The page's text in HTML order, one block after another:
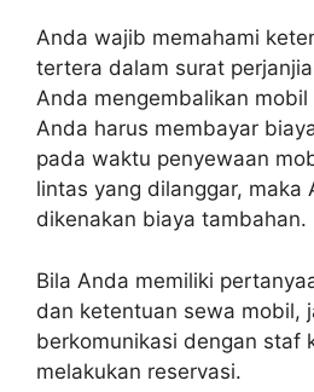
Anda wajib memahami
tertera dalam surat
Anda mengembalikan
Anda harus membayar
pada waktu penyewaan
lintas yang dilanggar, maka
dikenakan biaya tambahan.
Bila Anda memiliki
dan ketentuan sewa mobil,
berkomunikasi dengan staf
melakukan reservasi.